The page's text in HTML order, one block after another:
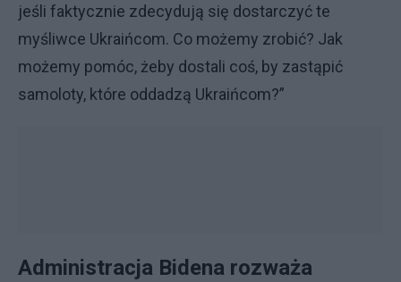
jeśli faktycznie zdecydują się dostarczyć te
myśliwce Ukraińcom. Co możemy zrobić? Jak
możemy pomóc, żeby dostali coś, by zastąpić
samoloty, które oddadzą Ukraińcom?”
Administracja Bidena rozważa